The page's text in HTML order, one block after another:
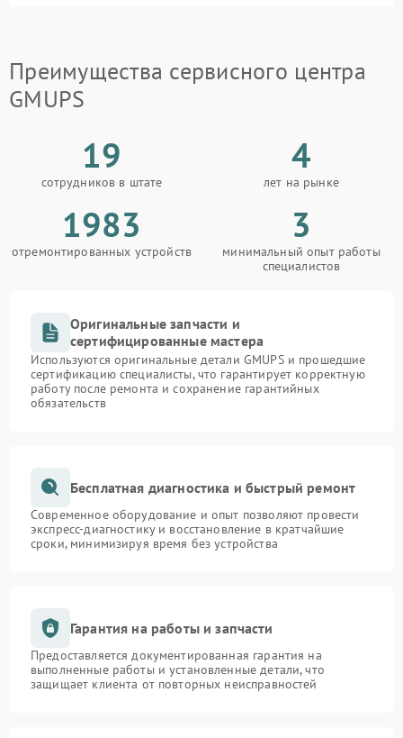
Преимущества сервисного центра
GMUPS
19
сотрудников в штате
4
лет на рынке
1983
отремонтированных устройств
3
минимальный опыт работы
специалистов
Оригинальные запчасти и
сертифицированные мастера
Используются оригинальные детали GMUPS и прошедшие
сертификацию специалисты, что гарантирует корректную
работу после ремонта и сохранение гарантийных
обязательств
Бесплатная диагностика и быстрый ремонт
Современное оборудование и опыт позволяют провести
экспресс-диагностику и восстановление в кратчайшие
сроки, минимизируя время без устройства
Гарантия на работы и запчасти
Предоставляется документированная гарантия на
выполненные работы и установленные детали, что
защищает клиента от повторных неисправностей